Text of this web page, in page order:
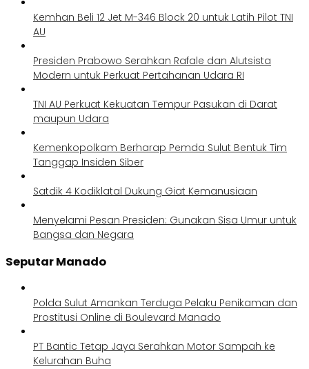
Kemhan Beli 12 Jet M-346 Block 20 untuk Latih Pilot TNI
AU
Presiden Prabowo Serahkan Rafale dan Alutsista
Modern untuk Perkuat Pertahanan Udara RI
TNI AU Perkuat Kekuatan Tempur Pasukan di Darat
maupun Udara
Kemenkopolkam Berharap Pemda Sulut Bentuk Tim
Tanggap Insiden Siber
Satdik 4 Kodiklatal Dukung Giat Kemanusiaan
Menyelami Pesan Presiden: Gunakan Sisa Umur untuk
Bangsa dan Negara
Seputar Manado
Polda Sulut Amankan Terduga Pelaku Penikaman dan
Prostitusi Online di Boulevard Manado
PT Bantic Tetap Jaya Serahkan Motor Sampah ke
Kelurahan Buha